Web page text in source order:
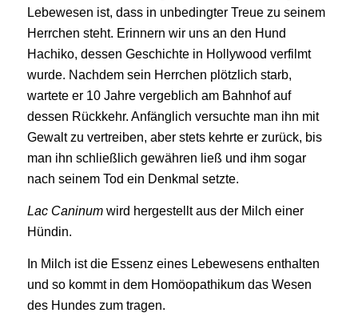
Lebewesen ist, dass in unbedingter Treue zu seinem
Herrchen steht. Erinnern wir uns an den Hund
Hachiko, dessen Geschichte in Hollywood verfilmt
wurde. Nachdem sein Herrchen plötzlich starb,
wartete er 10 Jahre vergeblich am Bahnhof auf
dessen Rückkehr. Anfänglich versuchte man ihn mit
Gewalt zu vertreiben, aber stets kehrte er zurück, bis
man ihn schließlich gewähren ließ und ihm sogar
nach seinem Tod ein Denkmal setzte.
Lac Caninumwird hergestellt aus der Milch einer
Hündin.
In Milch ist die Essenz eines Lebewesens enthalten
und so kommt in dem Homöopathikum das Wesen
des Hundes zum tragen.